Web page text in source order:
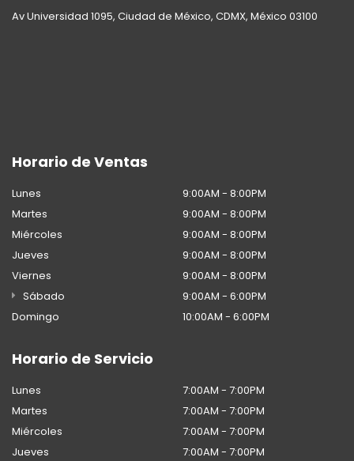
Av Universidad 1095, Ciudad de México, CDMX, México 03100
Horario de Ventas
Lunes
9:00AM - 8:00PM
Martes
9:00AM - 8:00PM
Miércoles
9:00AM - 8:00PM
Jueves
9:00AM - 8:00PM
Viernes
9:00AM - 8:00PM
Sábado
9:00AM - 6:00PM
Domingo
10:00AM - 6:00PM
Horario de Servicio
Lunes
7:00AM - 7:00PM
Martes
7:00AM - 7:00PM
Miércoles
7:00AM - 7:00PM
Jueves
7:00AM - 7:00PM